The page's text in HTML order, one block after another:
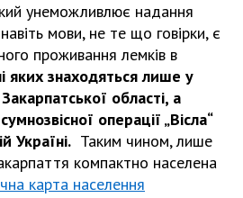
унеможливлює надання
мови, не те що говірки, є
проживання лемків в
яких знаходяться лише у
області, а
операції „Вісла“
Україні. Таким чином, лише
компактно населена
карта населення